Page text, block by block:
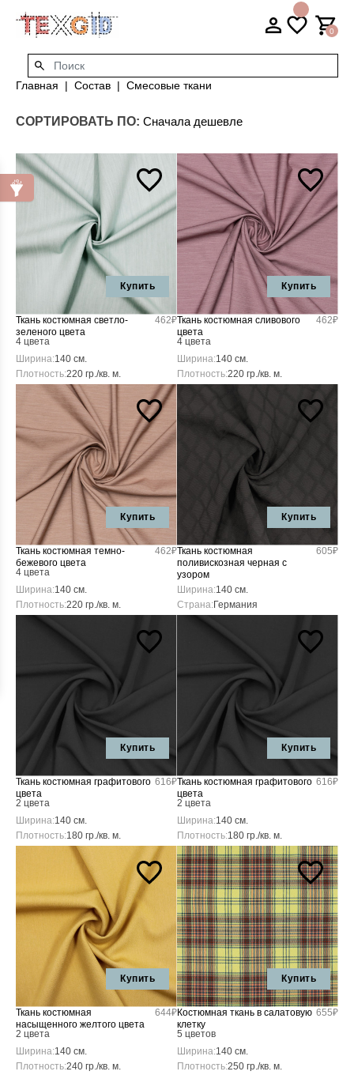
0
Главная Состав Смесовые ткани
СОРТИРОВАТЬ ПО:
Купить
Ткань костюмная светло-
зеленого цвета
4 цвета
462₽
Ширина:140 см.
Плотность:220 гр./кв. м.
Купить
Ткань костюмная сливового
цвета
4 цвета
462₽
Ширина:140 см.
Плотность:220 гр./кв. м.
Купить
Ткань костюмная темно-
бежевого цвета
4 цвета
462₽
Ширина:140 см.
Плотность:220 гр./кв. м.
Купить
Ткань костюмная
поливискозная черная с
узором
605₽
Ширина:140 см.
Страна:Германия
Купить
Ткань костюмная графитового
цвета
2 цвета
616₽
Ширина:140 см.
Плотность:180 гр./кв. м.
Купить
Ткань костюмная графитового
цвета
2 цвета
616₽
Ширина:140 см.
Плотность:180 гр./кв. м.
Купить
Ткань костюмная
насыщенного желтого цвета
2 цвета
644₽
Ширина:140 см.
Плотность:240 гр./кв. м.
Купить
Костюмная ткань в салатовую
клетку
5 цветов
655₽
Ширина:140 см.
Плотность:250 гр./кв. м.